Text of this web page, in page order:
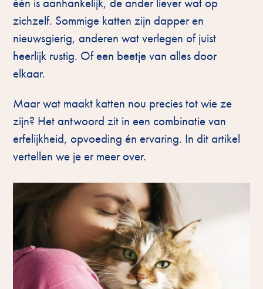
zichzelf. Sommige katten zijn dapper en
nieuwsgierig, anderen wat verlegen of juist
heerlijk rustig. Of een beetje van alles door
elkaar.
Maar wat maakt katten nou precies tot wie ze
zijn? Het antwoord zit in een combinatie van
erfelijkheid, opvoeding én ervaring. In dit artikel
vertellen we je er meer over.